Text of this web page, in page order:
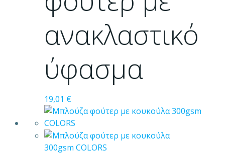
μπορούν
επιλεγούν
σελίδα
του
προϊόντος
ανακλαστικό
ύφασμα
19,01 €